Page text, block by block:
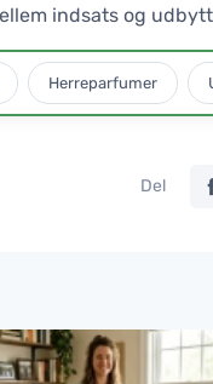
indsats og
Herreparfumer
Del